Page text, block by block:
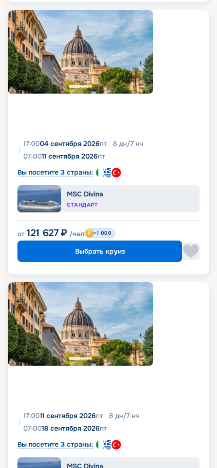
17:0004 сентября 2026пт 8 дн/7 нч
07:0011 сентября 2026пт
Вы посетите 3 страны:
MSC Divina
СТАНДАРТ
от 121 627 ₽ /чел +1 000
Выбрать круиз
17:0011 сентября 2026пт 8 дн/7 нч
07:0018 сентября 2026пт
Вы посетите 3 страны:
MSC Divina